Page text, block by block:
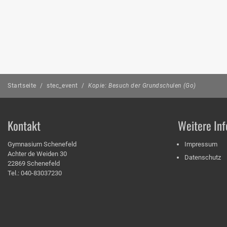
Startseite / stec_event / Kopie: Besuch der Grundschulen (Go)
Kontakt
Gymnasium Schenefeld
Achter de Weiden 30
22869 Schenefeld
Tel.: 040-83037230
Weitere
Impressum
Datenschutz